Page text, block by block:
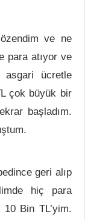
ve ne
para atıyor ve
asgari ücretle
çok büyük bir
başladım.
geri alıp
hiç para
Bin TL’yim.